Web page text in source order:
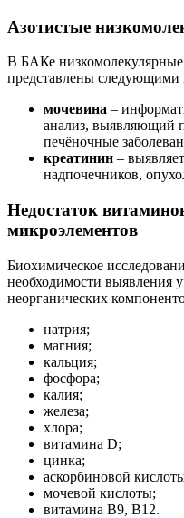
Азотистые
В БАКе низкомолекулярные
представлены следующими
мочевина –
анализ, выявляющий
печёночные
креатинин –
надпочечников,
Недостаток
микроэлементов
Биохимическое
необходимости выявления
неорганических
натрия;
магния;
кальция;
фосфора;
калия;
железа;
хлора;
витамина D;
цинка;
аскорбиновой
мочевой кислоты;
витамина В9, В12.